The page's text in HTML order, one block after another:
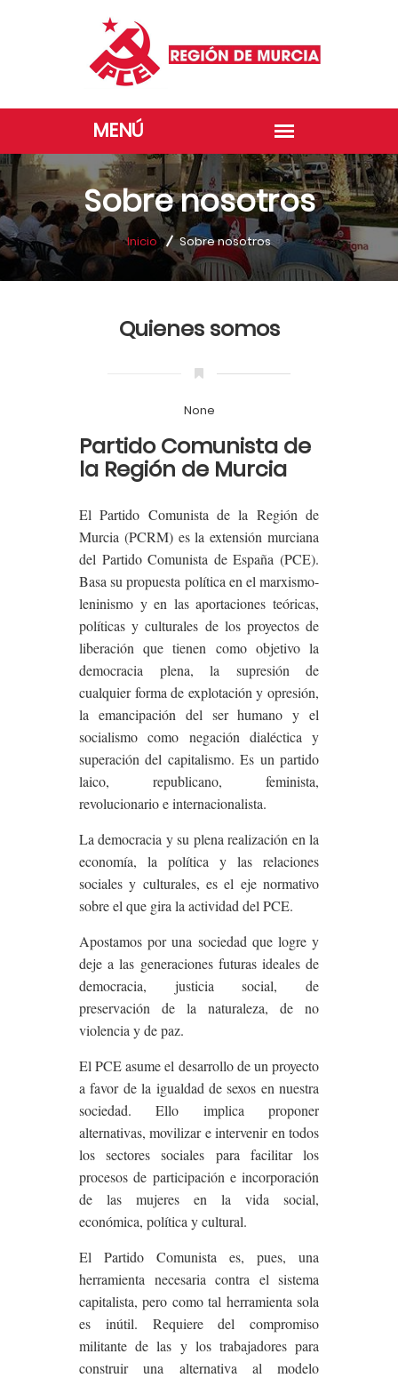
Sobre nosotros
Inicio Sobre nosotros
Quienes somos
None
Partido Comunista de
la Región de Murcia
El Partido Comunista de la Región de
Murcia (PCRM) es la extensión murciana
del Partido Comunista de España (PCE).
Basa su propuesta política en el marxismo-
leninismo y en las aportaciones teóricas,
políticas y culturales de los proyectos de
liberación que tienen como objetivo la
democracia plena, la supresión de
cualquier forma de explotación y opresión,
la emancipación del ser humano y el
socialismo como negación dialéctica y
superación del capitalismo. Es un partido
laico, republicano, feminista,
revolucionario e internacionalista.
La democracia y su plena realización en la
economía, la política y las relaciones
sociales y culturales, es el eje normativo
sobre el que gira la actividad del PCE.
Apostamos por una sociedad que logre y
deje a las generaciones futuras ideales de
democracia, justicia social, de
preservación de la naturaleza, de no
violencia y de paz.
El PCE asume el desarrollo de un proyecto
a favor de la igualdad de sexos en nuestra
sociedad. Ello implica proponer
alternativas, movilizar e intervenir en todos
los sectores sociales para facilitar los
procesos de participación e incorporación
de las mujeres en la vida social,
económica, política y cultural.
El Partido Comunista es, pues, una
herramienta necesaria contra el sistema
capitalista, pero como tal herramienta sola
es inútil. Requiere del compromiso
militante de las y los trabajadores para
construir una alternativa al modelo